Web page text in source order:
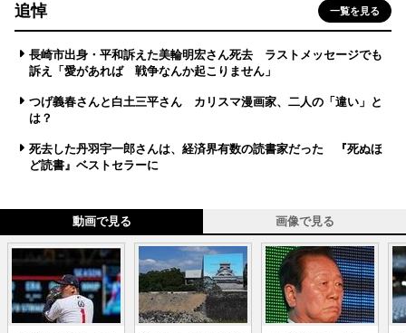
追悼 一覧を見る
長崎市出身・平和訴えた美輪明宏さん死去 ラストメッセージでも
訴え「愛があれば 戦争なんか起こりません」
つげ義春さんと白土三平さん カリスマ漫画家、二人の「違い」と
は？
死去した丹羽宇一郎さんは、経済界有数の読書家だった 『死ぬほ
ど読書』ベストセラーに
動画で見る 画像で見る